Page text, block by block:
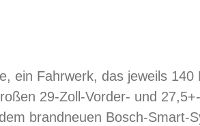
ein Fahrwerk, das jeweils
29-Zoll-Vorder- und
brandneuen Bosch-Smart-